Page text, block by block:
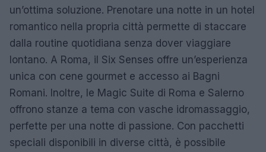
un’ottima soluzione. Prenotare una notte in un hotel
romantico nella propria città permette di staccare
dalla routine quotidiana senza dover viaggiare
lontano. A Roma, il Six Senses offre un’esperienza
unica con cene gourmet e accesso ai Bagni
Romani. Inoltre, le Magic Suite di Roma e Salerno
offrono stanze a tema con vasche idromassaggio,
perfette per una notte di passione. Con pacchetti
speciali disponibili in diverse città, è possibile